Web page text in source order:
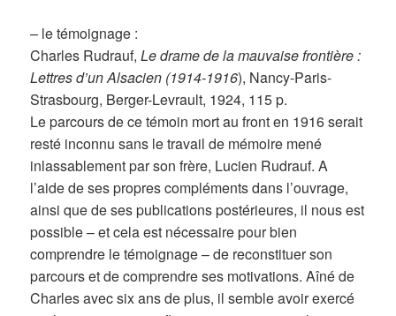
– le témoignage :
Charles Rudrauf,Le drame de la mauvaise frontière :
Lettres d’un Alsacien (1914-1916), Nancy-Paris-
Strasbourg, Berger-Levrault, 1924, 115 p.
Le parcours de ce témoin mort au front en 1916 serait
resté inconnu sans le travail de mémoire mené
inlassablement par son frère, Lucien Rudrauf. A
l’aide de ses propres compléments dans l’ouvrage,
ainsi que de ses publications postérieures, il nous est
possible – et cela est nécessaire pour bien
comprendre le témoignage – de reconstituer son
parcours et de comprendre ses motivations. Aîné de
Charles avec six ans de plus, il semble avoir exercé